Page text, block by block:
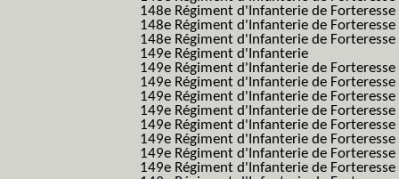
148e Régiment d'Infanterie de Forteresse
148e Régiment d'Infanterie de Forteresse
148e Régiment d'Infanterie de Forteresse
149e Régiment d'Infanterie
149e Régiment d'Infanterie de
149e Régiment d'Infanterie de
149e Régiment d'Infanterie de
149e Régiment d'Infanterie de
149e Régiment d'Infanterie de
149e Régiment d'Infanterie de
149e Régiment d'Infanterie de
149e Régiment d'Infanterie de